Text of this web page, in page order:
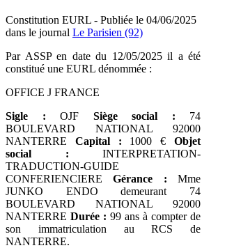
Constitution EURL - Publiée le 04/06/2025
dans le journal Le Parisien (92)
Par ASSP en date du 12/05/2025 il a été
constitué une EURL dénommée :
OFFICE J FRANCE
Sigle : OJF Siège social : 74
BOULEVARD NATIONAL 92000
NANTERRE Capital : 1000 €Objet
social : INTERPRETATION-
TRADUCTION-GUIDE
CONFERIENCIEREGérance : Mme
JUNKO ENDO demeurant 74
BOULEVARD NATIONAL 92000
NANTERRE Durée : 99 ans à compter de
son immatriculation au RCS de
NANTERRE.